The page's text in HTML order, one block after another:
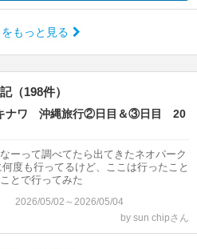
もっと見る
（198件）
ナワ 沖縄旅行②日目＆③日目 20
ーって調べてたら出てきたネオパーク
度も行ってるけど、ここは行ったこと
とで行ってみた
2026/05/02～2026/05/04
by sun chipさん